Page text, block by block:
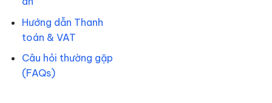
Hướng dẫn Thanh
toán & VAT
Câu hỏi thường gặp
(FAQs)